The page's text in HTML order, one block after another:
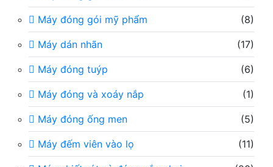
Máy đóng gói mỹ phẩm (8)
Máy dán nhãn (17)
Máy đóng tuýp (6)
Máy đóng và xoáy nắp (1)
Máy đóng ống men (5)
Máy đếm viên vào lọ (11)